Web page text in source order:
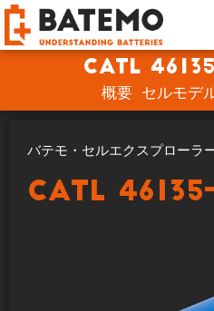
CATL
概要 セルモデ
バテモ・セルエクスプローラ
CATL